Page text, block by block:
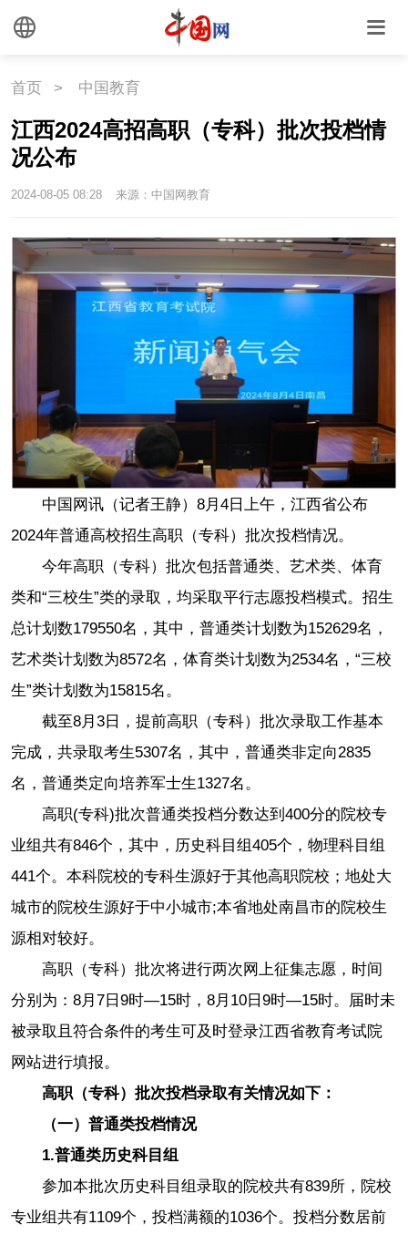
首页 > 中国教育
江西2024高招高职（专科）批次投档情
况公布
2024-08-05 08:28 来源：中国网教育
中国网讯（记者王静）8月4日上午，江西省公布
2024年普通高校招生高职（专科）批次投档情况。
今年高职（专科）批次包括普通类、艺术类、体育
类和“三校生”类的录取，均采取平行志愿投档模式。招生
总计划数179550名，其中，普通类计划数为152629名，
艺术类计划数为8572名，体育类计划数为2534名，“三校
生”类计划数为15815名。
截至8月3日，提前高职（专科）批次录取工作基本
完成，共录取考生5307名，其中，普通类非定向2835
名，普通类定向培养军士生1327名。
高职(专科)批次普通类投档分数达到400分的院校专
业组共有846个，其中，历史科目组405个，物理科目组
441个。本科院校的专科生源好于其他高职院校；地处大
城市的院校生源好于中小城市;本省地处南昌市的院校生
源相对较好。
高职（专科）批次将进行两次网上征集志愿，时间
分别为：8月7日9时—15时，8月10日9时—15时。届时未
被录取且符合条件的考生可及时登录江西省教育考试院
网站进行填报。
高职（专科）批次投档录取有关情况如下：
（一）普通类投档情况
1.普通类历史科目组
参加本批次历史科目组录取的院校共有839所，院校
专业组共有1109个，投档满额的1036个。投档分数居前